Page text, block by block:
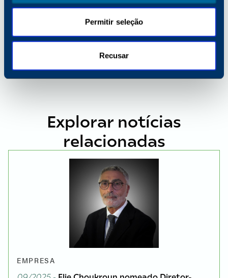
Permitir seleção
Recusar
PARTILHAR
Explorar notícias
relacionadas
EMPRESA